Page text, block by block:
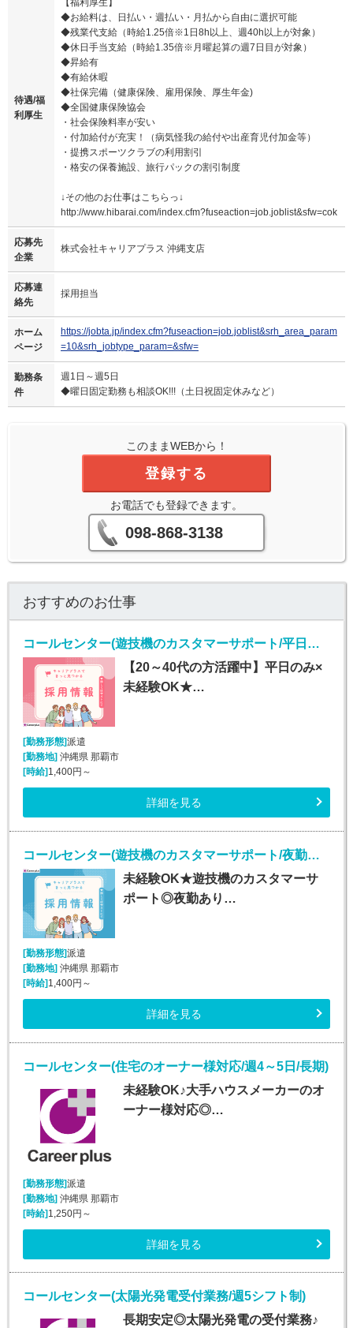
待遇/福
利厚生
【福利厚生】
◆お給料は、日払い・週払い・月払から自由に選択可能
◆残業代支給（時給1.25倍※1日8h以上、週40h以上が対象）
◆休日手当支給（時給1.35倍※月曜起算の週7日目が対象）
◆昇給有
◆有給休暇
◆社保完備（健康保険、雇用保険、厚生年金)
◆全国健康保険協会
・社会保険料率が安い
・付加給付が充実！（病気怪我の給付や出産育児付加金等）
・提携スポーツクラブの利用割引
・格安の保養施設、旅行パックの割引制度
↓その他のお仕事はこちらっ↓
http://www.hibarai.com/index.cfm?fuseaction=job.joblist&sfw=cok
応募先
企業
株式会社キャリアプラス 沖縄支店
応募連
絡先
採用担当
ホーム
ページ
https://jobta.jp/index.cfm?fuseaction=job.joblist&srh_area_param
=10&srh_jobtype_param=&sfw=
勤務条
件
週1日～週5日
◆曜日固定勤務も相談OK!!!（土日祝固定休みなど）
このままWEBから！
登録する
お電話でも登録できます。
098-868-3138
おすすめのお仕事
コールセンター(遊技機のカスタマーサポート/平日のみ/長期)
【20～40代の方活躍中】平日のみ×
未経験OK★…
[勤務形態]派遣
[勤務地] 沖縄県 那覇市
[時給] 1,400円～
詳細を見る
コールセンター(遊技機のカスタマーサポート/夜勤あり/長期)
未経験OK★遊技機のカスタマーサ
ポート◎夜勤あり…
[勤務形態]派遣
[勤務地]沖縄県 那覇市
[時給]1,400円～
詳細を見る
コールセンター(住宅のオーナー様対応/週4～5日/長期)
未経験OK♪大手ハウスメーカーのオ
ーナー様対応◎…
[勤務形態]派遣
[勤務地]沖縄県 那覇市
[時給]1,250円～
詳細を見る
コールセンター(太陽光発電受付業務/週5シフト制)
長期安定◎太陽光発電の受付業務♪